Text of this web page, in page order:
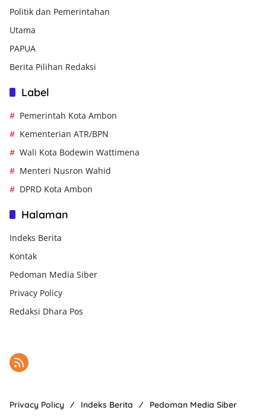
Politik dan Pemerintahan
Utama
PAPUA
Berita Pilihan Redaksi
Label
Pemerintah Kota Ambon
Kementerian ATR/BPN
Wali Kota Bodewin Wattimena
Menteri Nusron Wahid
DPRD Kota Ambon
Halaman
Indeks Berita
Kontak
Pedoman Media Siber
Privacy Policy
Redaksi Dhara Pos
Privacy Policy Indeks Berita Pedoman Media Siber